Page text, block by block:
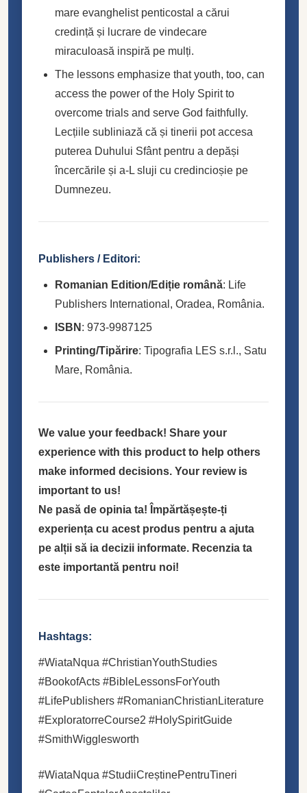
mare evanghelist penticostal a cărui
credință și lucrare de vindecare
miraculoasă inspiră pe mulți.
The lessons emphasize that youth, too, can
access the power of the Holy Spirit to
overcome trials and serve God faithfully.
Lecțiile subliniază că și tinerii pot accesa
puterea Duhului Sfânt pentru a depăși
încercările și a-L sluji cu credincioșie pe
Dumnezeu.
Publishers / Editori:
Romanian Edition/Ediție română: Life
Publishers International, Oradea, România.
ISBN : 973-9987125
Printing/Tipărire: Tipografia LES s.r.l., Satu
Mare, România.
We value your feedback! Share your
experience with this product to help others
make informed decisions. Your review is
important to us!
Ne pasă de opinia ta! Împărtășește-ți
experiența cu acest produs pentru a ajuta
pe alții să ia decizii informate. Recenzia ta
este importantă pentru noi!
Hashtags:
#WiataNqua #ChristianYouthStudies
#BookofActs #BibleLessonsForYouth
#LifePublishers #RomanianChristianLiterature
#ExploratorreCourse2 #HolySpiritGuide
#SmithWigglesworth
#WiataNqua #StudiiCreștinePentruTineri